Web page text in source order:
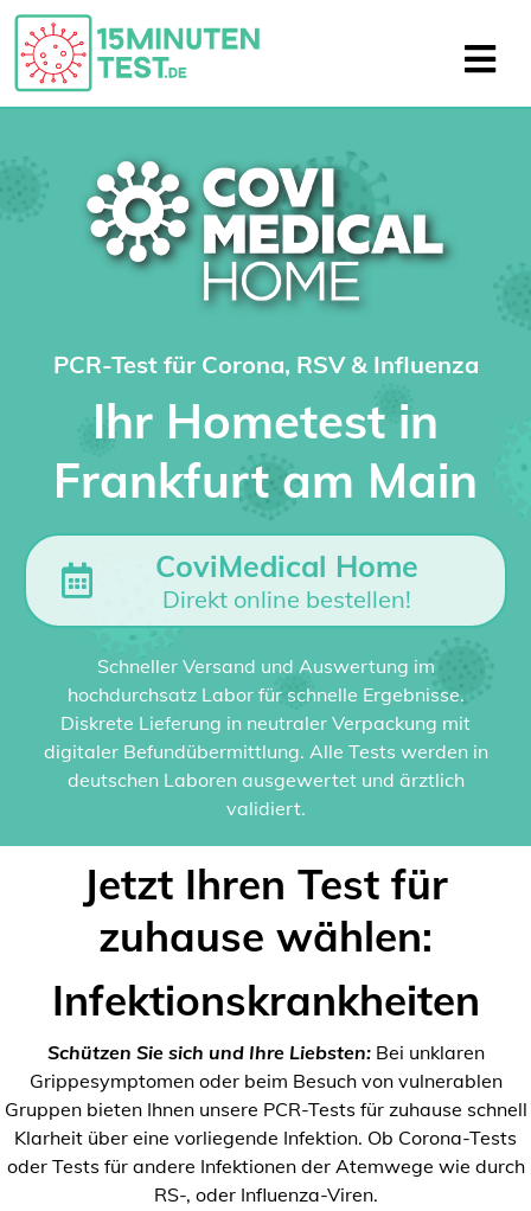
PCR-Test für Corona, RSV & Influenza
Ihr Hometest in
Frankfurt am Main
CoviMedical Home
Direkt online bestellen!
Schneller Versand und Auswertung im
hochdurchsatz Labor für schnelle Ergebnisse.
Diskrete Lieferung in neutraler Verpackung mit
digitaler Befundübermittlung. Alle Tests werden in
deutschen Laboren ausgewertet und ärztlich
validiert.
Jetzt Ihren Test für
zuhause wählen:
Infektionskrankheiten
Schützen Sie sich und Ihre Liebsten:Bei unklaren
Grippesymptomen oder beim Besuch von vulnerablen
Gruppen bieten Ihnen unsere PCR-Tests für zuhause schnell
Klarheit über eine vorliegende Infektion. Ob Corona-Tests
oder Tests für andere Infektionen der Atemwege wie durch
RS-, oder Influenza-Viren.